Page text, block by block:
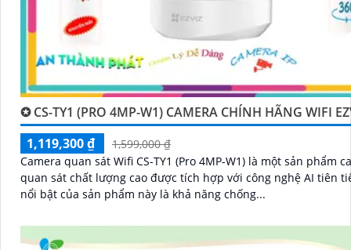
✪ CS-TY1 (PRO 4MP-W1) CAMERA CHÍNH HÃNG WIFI
1,119,300 ₫
1,599,000 ₫
Camera quan sát Wifi CS-TY1 (Pro 4MP-W1) là một sản phẩm
quan sát chất lượng cao được tích hợp với công nghệ AI tiên tiến.
nổi bật của sản phẩm này là khả năng chống...